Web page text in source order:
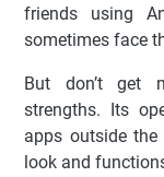
friends using
sometimes face
But don’t get
strengths. Its
apps outside the
look and